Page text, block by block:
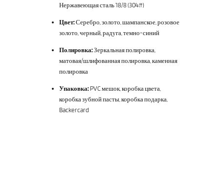
Нержавеющая сталь 18/8 (304#)
Цвет:Серебро, золото, шампанское, розовое
золото, черный, радуга, темно-синий
Полировка:Зеркальная полировка,
матовая/шлифованная полировка, каменная
полировка
Упаковка: PVC мешок, коробка цвета,
коробка зубной пасты, коробка подарка,
Backercard